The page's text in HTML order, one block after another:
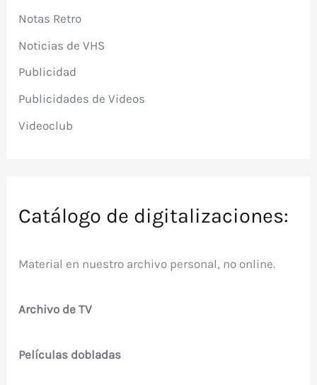
Notas Retro
Noticias de VHS
Publicidad
Publicidades de Videos
Videoclub
Catálogo de digitalizaciones:
Material en nuestro archivo personal, no online.
Archivo de TV
Películas dobladas